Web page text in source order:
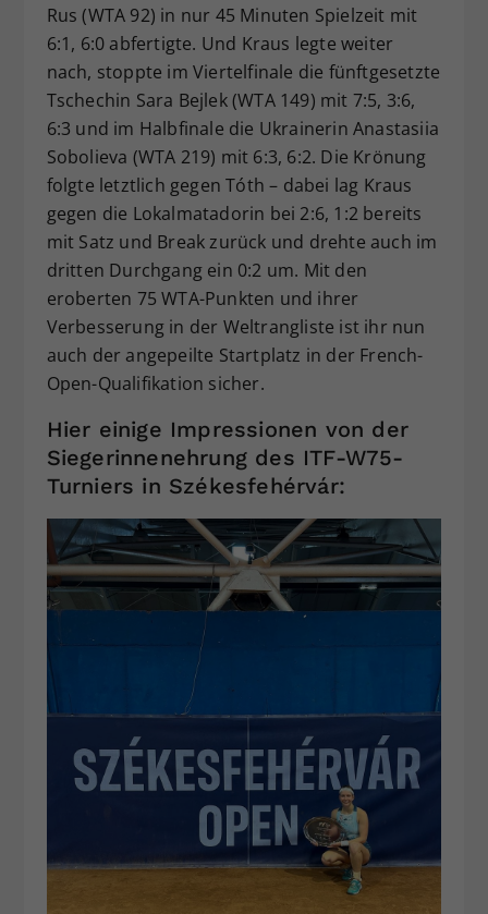
Rus (WTA 92) in nur 45 Minuten Spielzeit mit
6:1, 6:0 abfertigte. Und Kraus legte weiter
nach, stoppte im Viertelfinale die fünftgesetzte
Tschechin Sara Bejlek (WTA 149) mit 7:5, 3:6,
6:3 und im Halbfinale die Ukrainerin Anastasiia
Sobolieva (WTA 219) mit 6:3, 6:2. Die Krönung
folgte letztlich gegen Tóth – dabei lag Kraus
gegen die Lokalmatadorin bei 2:6, 1:2 bereits
mit Satz und Break zurück und drehte auch im
dritten Durchgang ein 0:2 um. Mit den
eroberten 75 WTA-Punkten und ihrer
Verbesserung in der Weltrangliste ist ihr nun
auch der angepeilte Startplatz in der French-
Open-Qualifikation sicher.
Hier einige Impressionen von der
Siegerinnenehrung des ITF-W75-
Turniers in Székesfehérvár: